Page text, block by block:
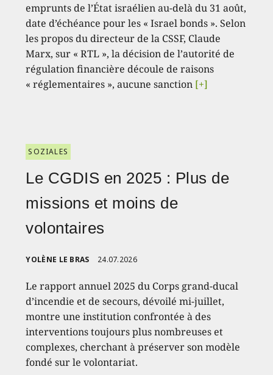
emprunts de l’État israélien au-delà du 31 août,
date d’échéance pour les « Israel bonds ». Selon
les propos du directeur de la CSSF, Claude
Marx, sur « RTL », la décision de l’autorité de
régulation financière découle de raisons
« réglementaires », aucune sanction [+]
SOZIALES
Le CGDIS en 2025 : Plus de
missions et moins de
volontaires
YOLÈNE LE BRAS 24.07.2026
Le rapport annuel 2025 du Corps grand-ducal
d’incendie et de secours, dévoilé mi-juillet,
montre une institution confrontée à des
interventions toujours plus nombreuses et
complexes, cherchant à préserver son modèle
fondé sur le volontariat.